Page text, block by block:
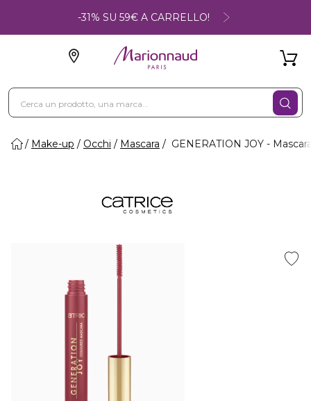
-31% SU 59€ A CARRELLO!
Make-up Occhi Mascara GENERATION JOY -